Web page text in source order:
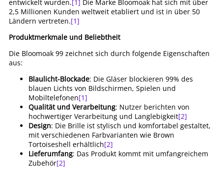
entwickelt wurden.[1] Die Marke Bloomoak hat sich mit über
2,5 Millionen Kunden weltweit etabliert und ist in über 50
Ländern vertreten.[1]
Produktmerkmale und Beliebtheit
Die Bloomoak 99 zeichnet sich durch folgende Eigenschaften
aus:
Blaulicht-Blockade: Die Gläser blockieren 99% des
blauen Lichts von Bildschirmen, Spielen und
Mobiltelefonen[1]
Qualität und Verarbeitung: Nutzer berichten von
hochwertiger Verarbeitung und Langlebigkeit[2]
Design: Die Brille ist stylisch und komfortabel gestaltet,
mit verschiedenen Farbvarianten wie Brown
Tortoiseshell erhältlich[2]
Lieferumfang: Das Produkt kommt mit umfangreichem
Zubehör[2]